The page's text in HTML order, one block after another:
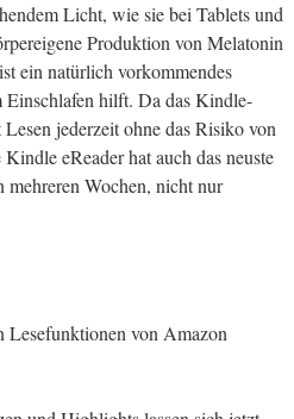
Licht, wie sie bei Tablets und
Produktion von Melatonin
ein natürlich vorkommendes
hilft. Da das Kindle-
jederzeit ohne das Risiko von
eReader hat auch das neuste
Wochen, nicht nur
Lesefunktionen von Amazon